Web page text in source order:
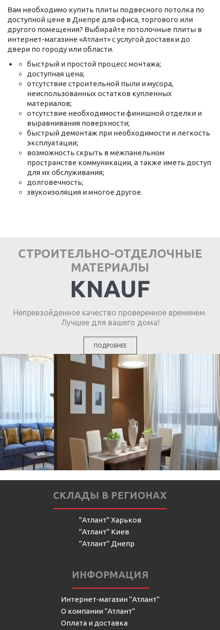
Вам необходимо купить плиты подвесного потолка по
доступной цене в Днепре для офиса, торгового или
другого помещения? Выбирайте потолочные плиты в
интернет-магазине «Атлант» с услугой доставки до
двери по городу или области.
быстрый и простой процесс монтажа;
доступная цена;
отсутствие строительной пыли и мусора,
неиспользованных остатков купленных
материалов;
отсутствие необходимости финишной отделки и
выравнивания поверхности;
быстрый демонтаж при необходимости и легкость
эксплуатации;
возможность скрыть в межпанельном
пространстве коммуникации, а также иметь доступ
для их обслуживания;
долговечность;
звукоизоляция и многое другое.
СТРОИТЕЛЬНО-ОТДЕЛОЧНЫЕ
МАТЕРИАЛЫ
KNAUF
Непревзойденное качество проверенное временем.
Лучшее для вашего дома!
ПОДРОБНЕЕ
СКЛАДЫ В РЕГИОНАХ
"Атлант" Харьков
"Атлант" Киев
"Атлант" Днепр
ИНФОРМАЦИЯ
Интернет-магазин "Атлант"
О компании "Атлант"
Оплата и доставка